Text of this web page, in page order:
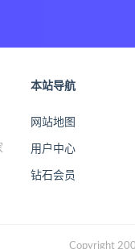
本站导航
网站地图
用户中心
钻石会员
Copyright